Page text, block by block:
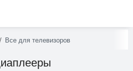
Все для телевизоров